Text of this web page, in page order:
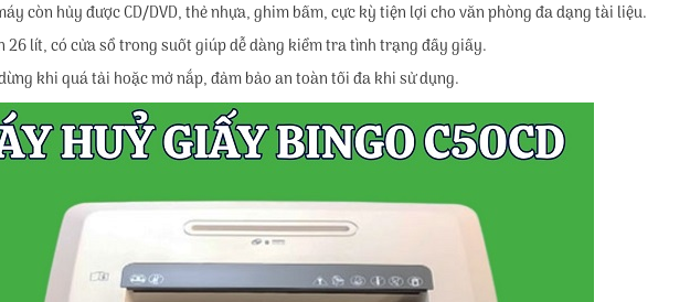
còn hủy được CD/DVD, thẻ nhựa, ghim bấm, cực kỳ tiện lợi cho văn phòng đa dạng tài liệu.
26 lít, có cửa sổ trong suốt giúp dễ dàng kiểm tra tình trạng đầy giấy.
khi quá tải hoặc mở nắp, đảm bảo an toàn tối đa khi sử dụng.